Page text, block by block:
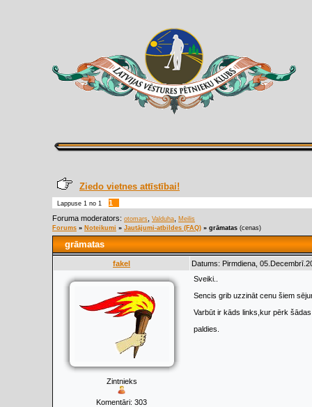
Ziedo vietnes attīstībai!
Lappuse 1 no 1
1
Foruma moderators: otomars Valduha
Meilis
Forums » Noteikumi » Jautājumi-atbildes (FAQ) » grāmatas (cenas)
grāmatas
fakel Datums: Pirmdiena,
Zintnieks
Komentāri: 303
Sveiki..
Sencis grib uzzināt cenu šiem
Varbūt ir kāds links,kur pērk
paldies.